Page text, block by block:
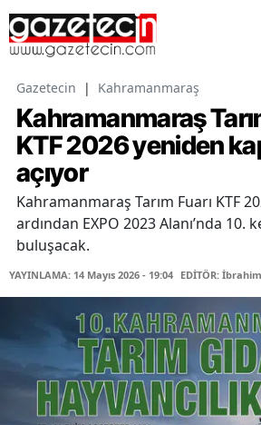
Gazetecin | Kahramanmaraş
Kahramanmaraş
KTF 2026 yeniden
açıyor
Kahramanmaraş Tarım Fuarı KTF
ardından EXPO 2023 Alanı’nda 10.
buluşacak.
YAYINLAMA: 14 Mayıs 2026 - 19:04 EDİTÖR: